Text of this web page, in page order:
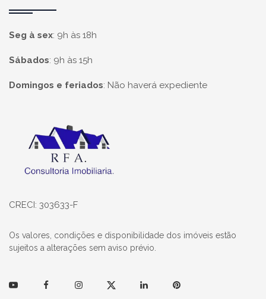
Seg à sex: 9h às 18h
Sábados: 9h às 15h
Domingos e feriados: Não haverá expediente
Página inicial
CRECI: 303633-F
Os valores, condições e disponibilidade dos imóveis estão
sujeitos a alterações sem aviso prévio.
YoutubeFacebookInstagramTwitter LinkedinPinterest